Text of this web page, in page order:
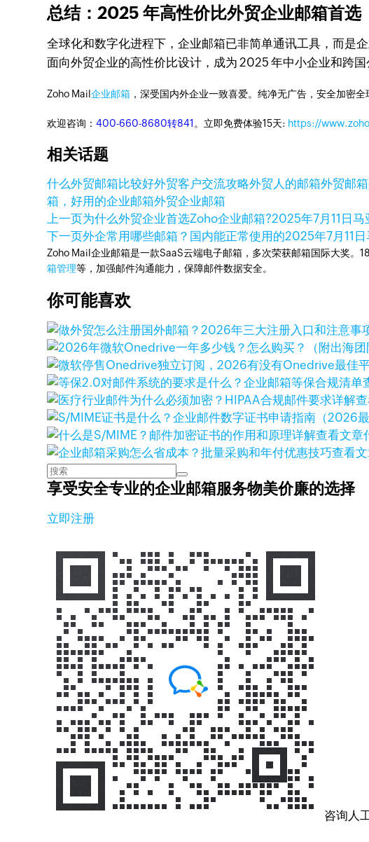
总结：2025 年高性价比外贸企业邮箱首选
全球化和数字化进程下，企业邮箱已非简单通讯工具，而是
面向外贸企业的高性价比设计，成为 2025 年中小企业和跨
Zoho Mail企业邮箱 ，深受国内外企业一致喜爱。纯净无广告，安全加密全
欢迎咨询：400-660-8680转841 。立即免费体验15天: https://
相关话题
什么外贸邮箱比较好外贸客户交流攻略外贸人的邮箱外贸邮箱
箱，好用的企业邮箱外贸企业邮箱
上一页为什么外贸企业首选Zoho企业邮箱?2025年7月11日马
下一页外企常用哪些邮箱？国内能正常使用的2025年7月11日
Zoho Mail企业邮箱是一款SaaS云端电子邮箱，多次荣获邮箱国际大奖
箱管理等，加强邮件沟通能力，保障邮件数据安全。
你可能喜欢
查看文章
查看
享受安全专业的企业邮箱服务物美价廉的选择
立即注册
咨询人